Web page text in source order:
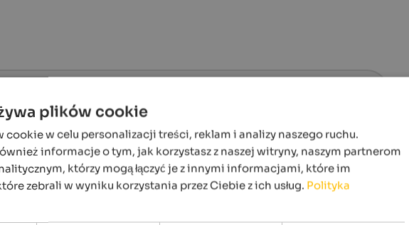
Personel
Sprzęt
4,7
Czystość
4,7
POLISH
plików cookie
cookie w celu personalizacji treści, reklam i analizy naszego ruchu.
informacje o tym, jak korzystasz z naszej witryny, naszym partnerom
którzy mogą łączyć je z innymi informacjami, które im
zebrali w wyniku korzystania przez Ciebie z ich usług. Polityka